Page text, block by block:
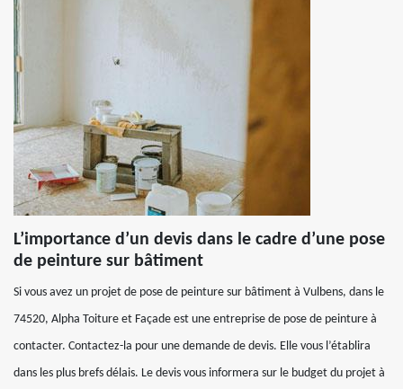
L’importance d’un devis dans le cadre d’une pose
de peinture sur bâtiment
Si vous avez un projet de pose de peinture sur bâtiment à Vulbens, dans le
74520, Alpha Toiture et Façade est une entreprise de pose de peinture à
contacter. Contactez-la pour une demande de devis. Elle vous l’établira
dans les plus brefs délais. Le devis vous informera sur le budget du projet à